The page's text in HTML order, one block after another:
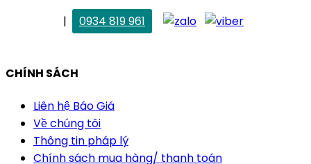
|
0934 819 961
CHÍNH SÁCH
Liên hệ Báo Giá
Về chúng tôi
Thông tin pháp lý
Chính sách mua hàng/ thanh toán